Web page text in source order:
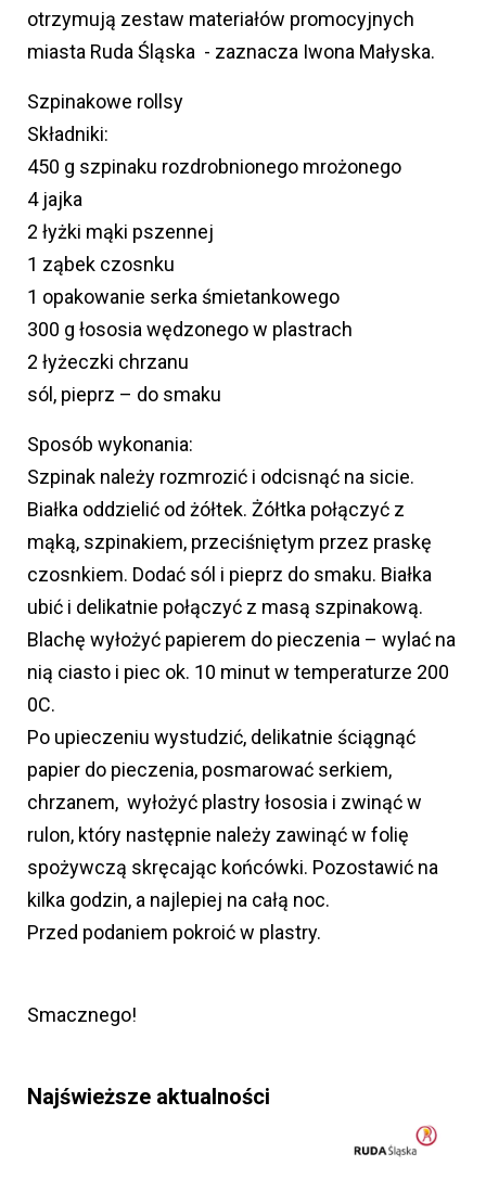
otrzymują zestaw materiałów promocyjnych
miasta Ruda Śląska - zaznacza Iwona Małyska.
Szpinakowe rollsy
Składniki:
450 g szpinaku rozdrobnionego mrożonego
4 jajka
2 łyżki mąki pszennej
1 ząbek czosnku
1 opakowanie serka śmietankowego
300 g łososia wędzonego w plastrach
2 łyżeczki chrzanu
sól, pieprz – do smaku
Sposób wykonania:
Szpinak należy rozmrozić i odcisnąć na sicie.
Białka oddzielić od żółtek. Żółtka połączyć z
mąką, szpinakiem, przeciśniętym przez praskę
czosnkiem. Dodać sól i pieprz do smaku. Białka
ubić i delikatnie połączyć z masą szpinakową.
Blachę wyłożyć papierem do pieczenia – wylać na
nią ciasto i piec ok. 10 minut w temperaturze 200
0C.
Po upieczeniu wystudzić, delikatnie ściągnąć
papier do pieczenia, posmarować serkiem,
chrzanem, wyłożyć plastry łososia i zwinąć w
rulon, który następnie należy zawinąć w folię
spożywczą skręcając końcówki. Pozostawić na
kilka godzin, a najlepiej na całą noc.
Przed podaniem pokroić w plastry.
Smacznego!
Najświeższe aktualności